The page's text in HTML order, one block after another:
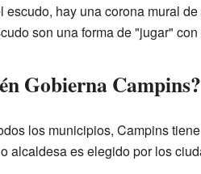
escudo, hay una corona mural
son una forma de "jugar"
Gobierna Campins?
los municipios, Campins
alcaldesa es elegido por los